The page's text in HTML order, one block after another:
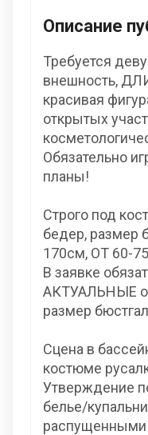
Описание
Требуется
внешность,
красивая
открытых
Обязательно
планы!
Строго под
бедер, размер
170см, ОТ 60-
В заявке
АКТУАЛЬНЫЕ
размер
Сцена в
костюме
Утверждение
белье/
распущенными